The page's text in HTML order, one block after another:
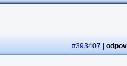
#393407 |